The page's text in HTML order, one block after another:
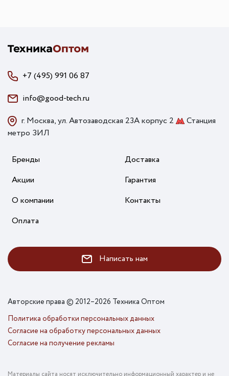
+7 (495) 991 06 87
info@good-tech.ru
г. Москва, ул. Автозаводская 23А корпус 2
Станция
метро ЗИЛ
Бренды
Акции
О компании
Оплата
Доставка
Гарантия
Контакты
Написать нам
Авторские права © 2012–2026 Техника Оптом
Политика обработки персональных данных
Согласие на обработку персональных данных
Согласие на получение рекламы
Материалы сайта носят исключительно информационный характер и не